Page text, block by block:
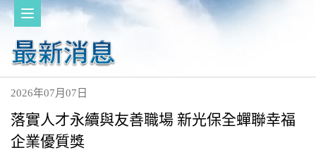
2026年07月07日
落實人才永續與友善職場 新光保全蟬聯幸福
企業優質獎